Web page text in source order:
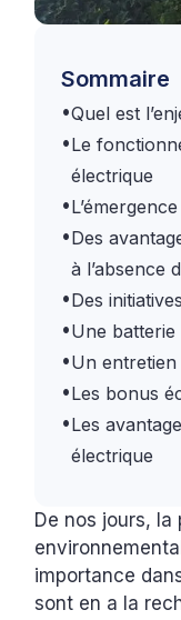
Sommaire
•Quel est
•Le
électrique
•
•Des
à l’absence
•Des
•Une
•Un entretien
•Les bonus
•Les
électrique
De nos jours,
importance
sont en a la